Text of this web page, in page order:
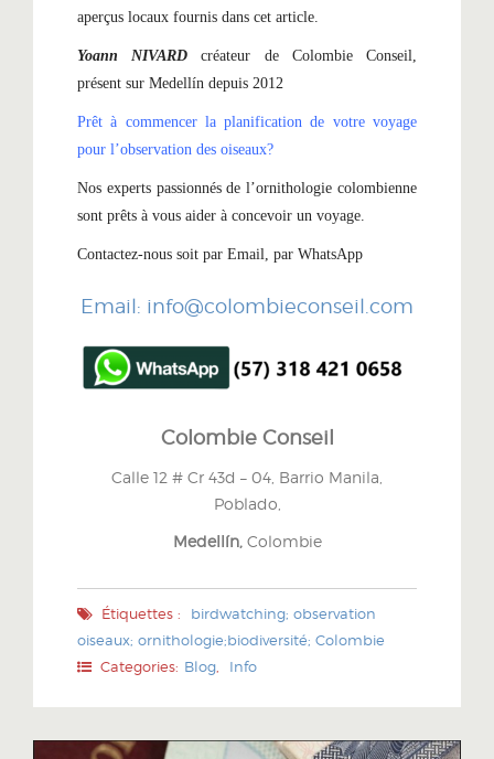
aperçus locaux fournis dans cet article.
Yoann NIVARD
créateur de Colombie Conseil,
présent sur Medellín depuis 2012
Prêt à commencer la planification de votre voyage
pour l’observation des oiseaux?
Nos experts passionnés de l’ornithologie colombienne
sont prêts à vous aider à concevoir un voyage.
Contactez-nous soit par Email, par WhatsApp
Email: info@colombieconseil.com
Colombie Conseil
Calle 12 # Cr 43d – 04, Barrio Manila,
Poblado,
Medellín,Colombie
Étiquettes :
birdwatching; observation
oiseaux; ornithologie;biodiversité; Colombie
Categories: Blog Info